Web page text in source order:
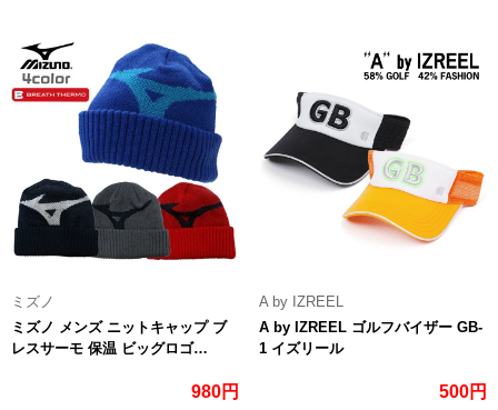
ミズノ
ミズノ メンズ ニットキャップ ブ
レスサーモ 保温 ビッグロゴ…
980円
A by IZREEL
A by IZREEL ゴルフバイザー GB-
1 イズリール
500円